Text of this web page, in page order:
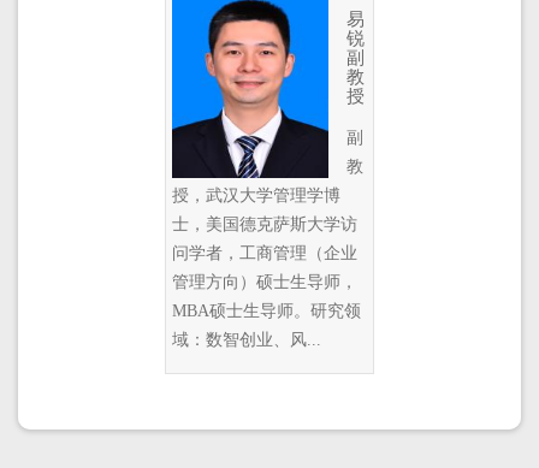
易
锐
副
教
授
副
教
授，武汉大学管理学博
士，美国德克萨斯大学访
问学者，工商管理（企业
管理方向）硕士生导师，
MBA硕士生导师。研究领
域：数智创业、风...